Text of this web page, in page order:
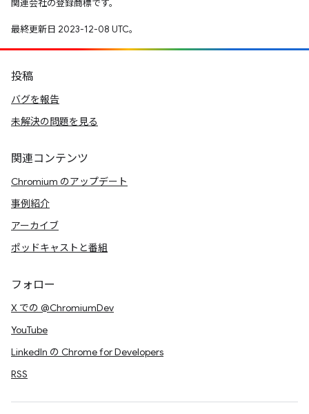
関連会社の登録商標です。
最終更新日 2023-12-08 UTC。
投稿
バグを報告
未解決の問題を見る
関連コンテンツ
Chromium のアップデート
事例紹介
アーカイブ
ポッドキャストと番組
フォロー
X での @ChromiumDev
YouTube
LinkedIn の Chrome for Developers
RSS